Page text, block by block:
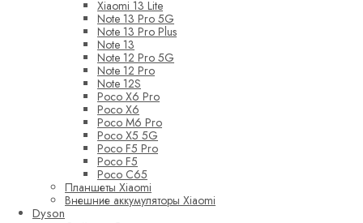
Xiaomi 13 Lite
Note 13 Pro 5G
Note 13 Pro Plus
Note 13
Note 12 Pro 5G
Note 12 Pro
Note 12S
Poco X6 Pro
Poco X6
Poco M6 Pro
Poco X5 5G
Poco F5 Pro
Poco F5
Poco C65
Планшеты Xiaomi
Внешние аккумуляторы Xiaomi
Dyson